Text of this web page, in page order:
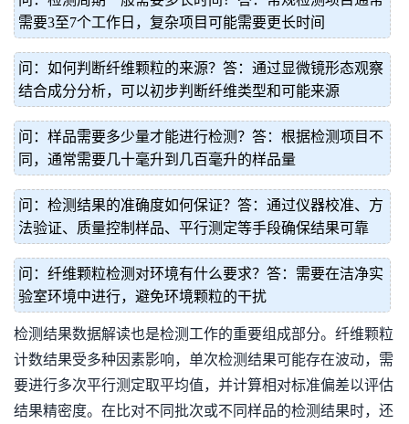
需要3至7个工作日，复杂项目可能需要更长时间
问：如何判断纤维颗粒的来源？答：通过显微镜形态观察
结合成分分析，可以初步判断纤维类型和可能来源
问：样品需要多少量才能进行检测？答：根据检测项目不
同，通常需要几十毫升到几百毫升的样品量
问：检测结果的准确度如何保证？答：通过仪器校准、方
法验证、质量控制样品、平行测定等手段确保结果可靠
问：纤维颗粒检测对环境有什么要求？答：需要在洁净实
验室环境中进行，避免环境颗粒的干扰
检测结果数据解读也是检测工作的重要组成部分。纤维颗粒
计数结果受多种因素影响，单次检测结果可能存在波动，需
要进行多次平行测定取平均值，并计算相对标准偏差以评估
结果精密度。在比对不同批次或不同样品的检测结果时，还